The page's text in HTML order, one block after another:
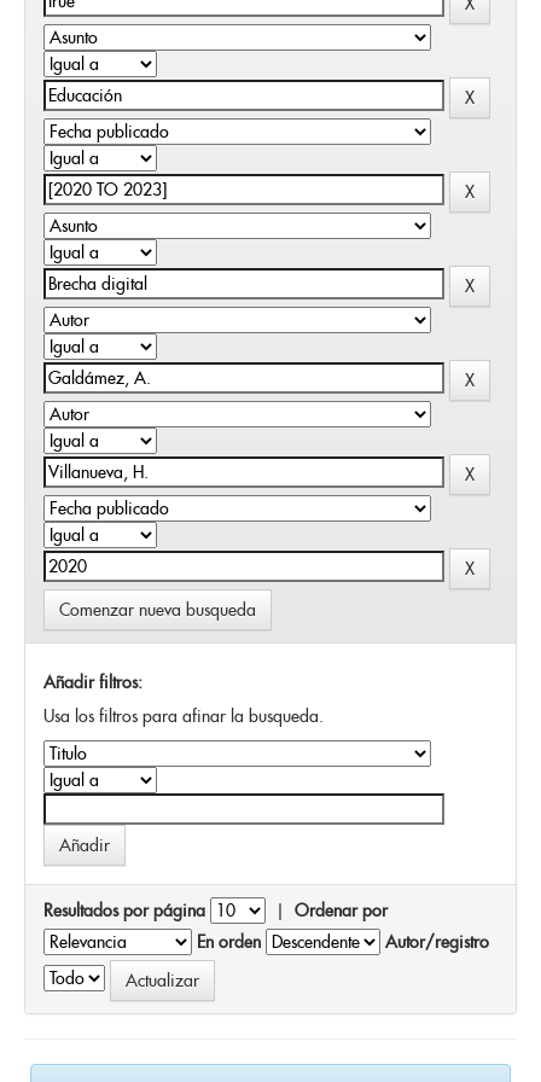
Comenzar nueva busqueda
Añadir filtros:
Usa los filtros para afinar la busqueda.
Resultados por página | Ordenar por
En orden
Autor/registro